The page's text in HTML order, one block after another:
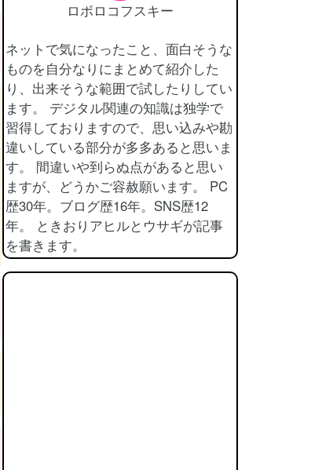
ロボロコフスキー
ネットで気になったこと、面白そうな
ものを自分なりにまとめて紹介した
り、出来そうな範囲で試したりしてい
ます。 デジタル関連の知識は独学で
習得しておりますので、思い込みや勘
違いしている部分が多多あると思いま
す。 間違いや到らぬ点があると思い
ますが、どうかご容赦願います。 PC
歴30年。ブログ歴16年。SNS歴12
年。 ときおりアヒルとウサギが記事
を書きます。